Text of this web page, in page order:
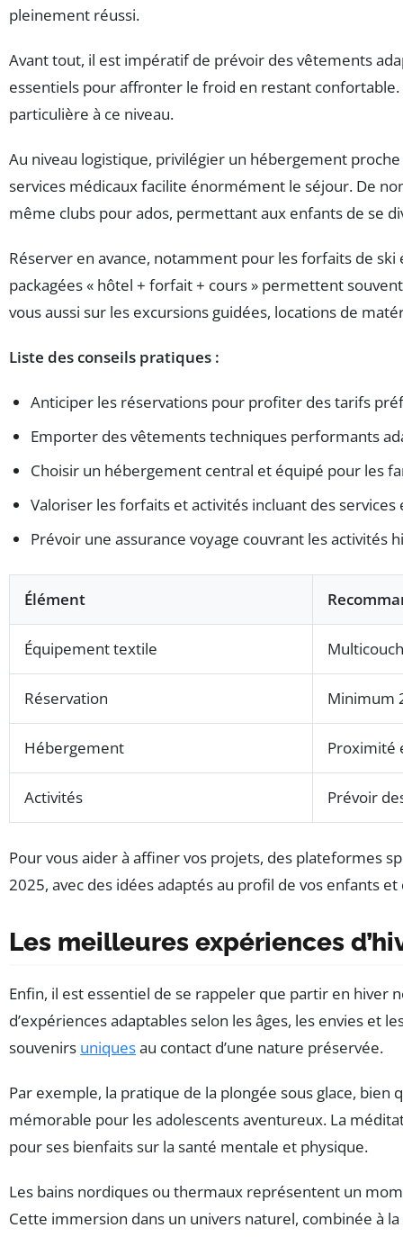
pleinement réussi.
Avant tout, il est impératif de prévoir des vêtements
essentiels pour affronter le froid en restant
particulière à ce niveau.
Au niveau logistique, privilégier un hébergement
services médicaux facilite énormément le séjour. De
même clubs pour ados, permettant aux enfants de se
Réserver en avance, notamment pour les forfaits de
packagées « hôtel + forfait + cours » permettent
vous aussi sur les excursions guidées, locations de
Liste des conseils pratiques :
Anticiper les réservations pour profiter des tarifs
Emporter des vêtements techniques performants
Choisir un hébergement central et équipé pour les
Valoriser les forfaits et activités incluant des services
Prévoir une assurance voyage couvrant les activités
Élément
Équipement textile
Réservation Minimum
Hébergement Proximité
Activités Prévoir
Pour vous aider à affiner vos projets, des plateformes
2025, avec des idées adaptés au profil de vos enfants
Les meilleures expériences
Enfin, il est essentiel de se rappeler que partir en hiver
d’expériences adaptables selon les âges, les envies
souvenirs uniquesau contact d’une nature préservée.
Par exemple, la pratique de la plongée sous glace,
mémorable pour les adolescents aventureux. La
pour ses bienfaits sur la santé mentale et physique.
Les bains nordiques ou thermaux représentent un
Cette immersion dans un univers naturel, combinée à